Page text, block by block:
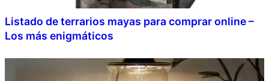
Listado de terrarios mayas para comprar online –
Los más enigmáticos